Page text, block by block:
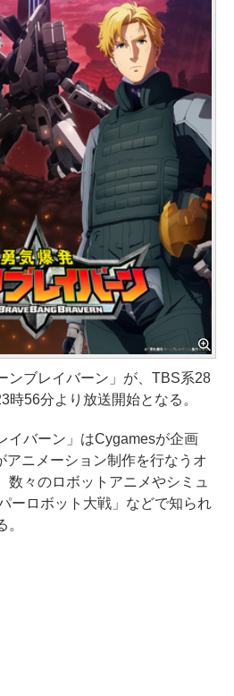
ブレイバーン」が、TBS系28
時56分より放送開始となる。
バーン」はCygamesが企画
アニメーション制作を行なうオ
数々のロボットアニメやシミュ
ーロボット大戦」などで知られ